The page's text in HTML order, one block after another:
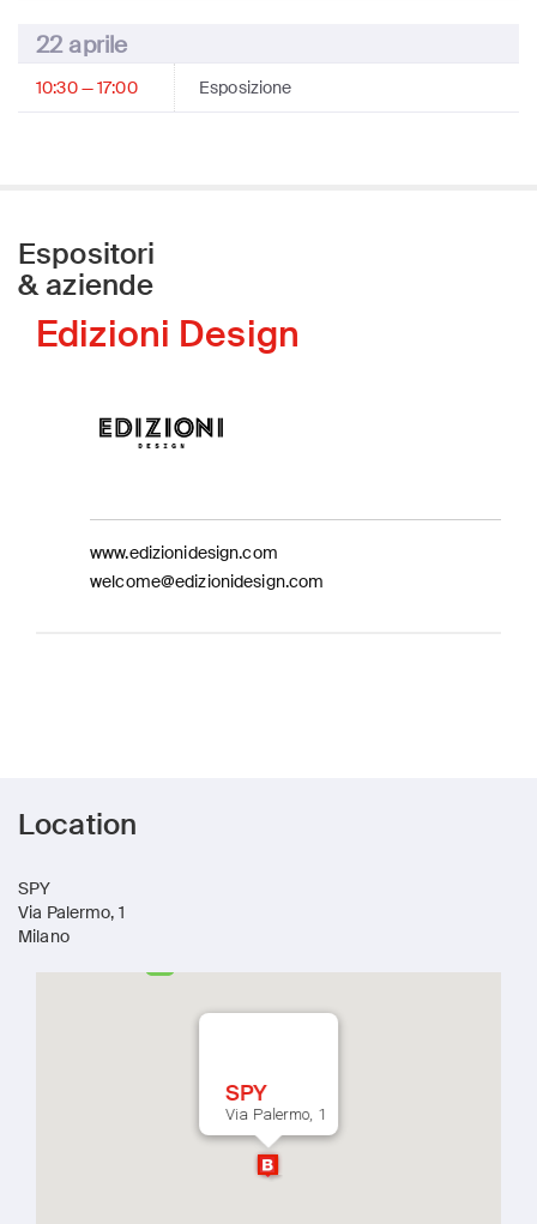
22 aprile
10:30 — 17:00 Esposizione
Espositori
& aziende
Edizioni Design
www.edizionidesign.com
welcome@edizionidesign.com
Location
SPY
Via Palermo, 1
Milano
SPY
Via Palermo, 1